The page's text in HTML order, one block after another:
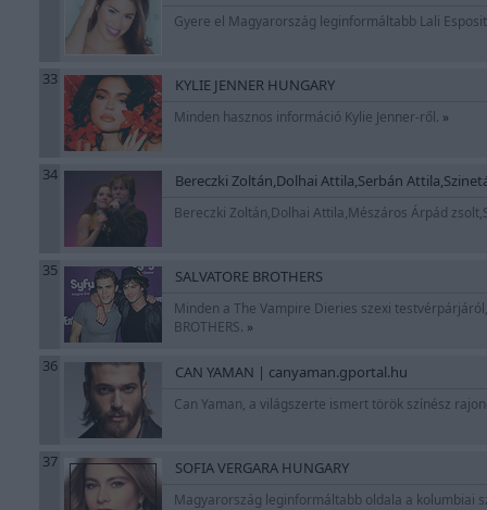
Gyere el Magyarország leginformáltabb Lali
33 KYLIE JENNER HUNGARY
Minden hasznos információ Kylie Jenner-ről. »
34 Bereczki Zoltán,Dolhai Attila,Serbán
Bereczki Zoltán,Dolhai Attila,Mészáros Árpád
35 SALVATORE BROTHERS
Minden a The Vampire Dieries szexi
BROTHERS. »
36 CAN YAMAN | canyaman.gportal.hu
Can Yaman, a világszerte ismert török színész
37 SOFIA VERGARA HUNGARY
Magyarország leginformáltabb oldala a kolumbiai